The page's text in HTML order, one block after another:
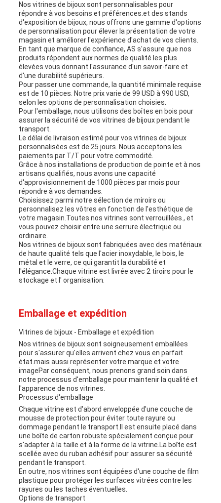
Nos vitrines de bijoux sont personnalisables pour
répondre à vos besoins et préférences.et des stands
d'exposition de bijoux, nous offrons une gamme d'options
de personnalisation pour élever la présentation de votre
magasin et améliorer l'expérience d'achat de vos clients.
En tant que marque de confiance, AS s'assure que nos
produits répondent aux normes de qualité les plus
élevées.vous donnant l'assurance d'un savoir-faire et
d'une durabilité supérieurs.
Pour passer une commande, la quantité minimale requise
est de 10 pièces. Notre prix varie de 99 USD à 990 USD,
selon les options de personnalisation choisies.
Pour l'emballage, nous utilisons des boîtes en bois pour
assurer la sécurité de vos vitrines de bijoux pendant le
transport.
Le délai de livraison estimé pour vos vitrines de bijoux
personnalisées est de 25 jours. Nous acceptons les
paiements par T/T pour votre commodité.
Grâce à nos installations de production de pointe et à nos
artisans qualifiés, nous avons une capacité
d'approvisionnement de 1000 pièces par mois pour
répondre à vos demandes.
Choisissez parmi notre sélection de miroirs ou
personnalisez les vôtres en fonction de l'esthétique de
votre magasin.Toutes nos vitrines sont verrouillées., et
vous pouvez choisir entre une serrure électrique ou
ordinaire.
Nos vitrines de bijoux sont fabriquées avec des matériaux
de haute qualité tels que l'acier inoxydable, le bois, le
métal et le verre, ce qui garantit la durabilité et
l'élégance.Chaque vitrine est livrée avec 2 tiroirs pour le
stockage et l' organisation.
Emballage et expédition
Vitrines de bijoux - Emballage et expédition
Nos vitrines de bijoux sont soigneusement emballées
pour s'assurer qu'elles arrivent chez vous en parfait
état.mais aussi représenter votre marque et votre
imagePar conséquent, nous prenons grand soin dans
notre processus d'emballage pour maintenir la qualité et
l'apparence de nos vitrines.
Processus d'emballage
Chaque vitrine est d'abord enveloppée d'une couche de
mousse de protection pour éviter toute rayure ou
dommage pendant le transport.Il est ensuite placé dans
une boîte de carton robuste spécialement conçue pour
s'adapter à la taille et à la forme de la vitrine.La boîte est
scellée avec du ruban adhésif pour assurer sa sécurité
pendant le transport.
En outre, nos vitrines sont équipées d'une couche de film
plastique pour protéger les surfaces vitrées contre les
rayures ou les taches éventuelles.
Options de transport